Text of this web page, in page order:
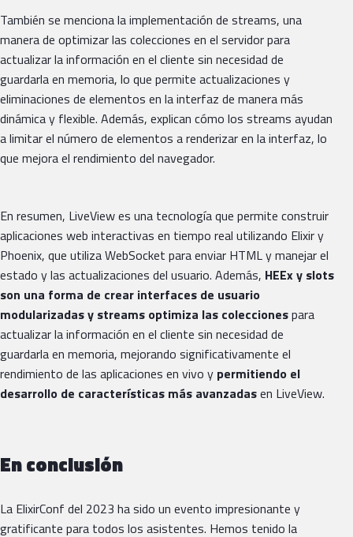
También se menciona la implementación de streams, una
manera de optimizar las colecciones en el servidor para
actualizar la información en el cliente sin necesidad de
guardarla en memoria, lo que permite actualizaciones y
eliminaciones de elementos en la interfaz de manera más
dinámica y flexible. Además, explican cómo los streams ayudan
a limitar el número de elementos a renderizar en la interfaz, lo
que mejora el rendimiento del navegador.
En resumen, LiveView es una tecnología que permite construir
aplicaciones web interactivas en tiempo real utilizando Elixir y
Phoenix, que utiliza WebSocket para enviar HTML y manejar el
estado y las actualizaciones del usuario. Además, HEEx y slots
son una forma de crear interfaces de usuario
modularizadas y streams optimiza las coleccionespara
actualizar la información en el cliente sin necesidad de
guardarla en memoria, mejorando significativamente el
rendimiento de las aplicaciones en vivo y permitiendo el
desarrollo de características más avanzadasen LiveView.
En conclusión
La ElixirConf del 2023 ha sido un evento impresionante y
gratificante para todos los asistentes. Hemos tenido la